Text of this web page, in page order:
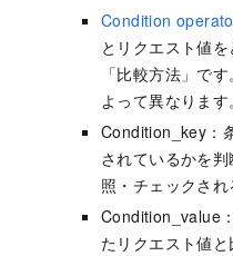
Condition
とリクエスト値
「比較方法」で
よって異なります。
Condition_key：
されているかを
照・チェックされ
Condition_value
たリクエスト値